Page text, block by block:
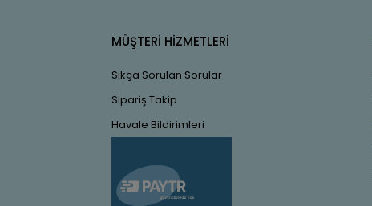
MÜŞTERİ HİZMETLERİ
Sıkça Sorulan Sorular
Sipariş Takip
Havale Bildirimleri